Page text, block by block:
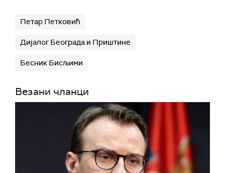
Петар Петковић
Дијалог Београда и Приштине
Бесник Бисљими
Везани чланци